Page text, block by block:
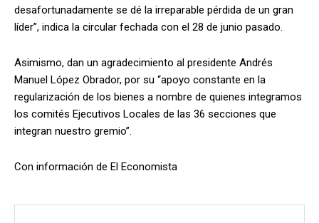
desafortunadamente se dé la irreparable pérdida de un gran
líder”, indica la circular fechada con el 28 de junio pasado.
Asimismo, dan un agradecimiento al presidente Andrés
Manuel López Obrador, por su “apoyo constante en la
regularización de los bienes a nombre de quienes integramos
los comités Ejecutivos Locales de las 36 secciones que
integran nuestro gremio”.
Con información de El Economista